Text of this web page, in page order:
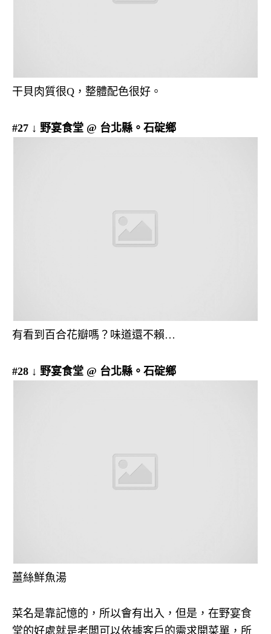
干貝肉質很Q，整體配色很好。
#27 ↓ 野宴食堂 @ 台北縣。石碇鄉
有看到百合花瓣嗎？味道還不賴…
#28 ↓ 野宴食堂 @ 台北縣。石碇鄉
薑絲鮮魚湯
菜名是靠記憶的，所以會有出入，但是，在野宴食
堂的好處就是老闆可以依據客戶的需求開菜單，所